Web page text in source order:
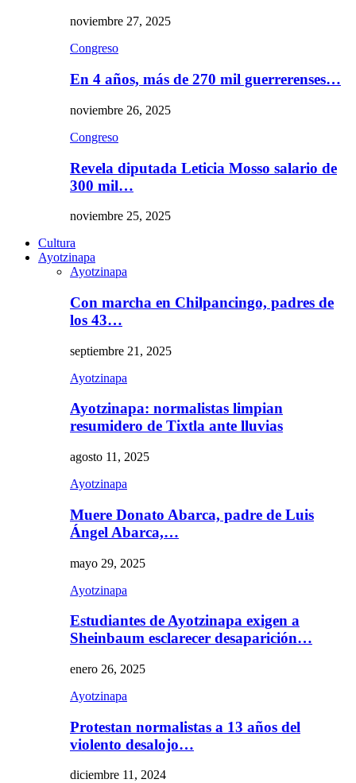
noviembre 27, 2025
Congreso
En 4 años, más de 270 mil guerrerenses…
noviembre 26, 2025
Congreso
Revela diputada Leticia Mosso salario de
300 mil…
noviembre 25, 2025
Cultura
Ayotzinapa
Ayotzinapa
Con marcha en Chilpancingo, padres de
los 43…
septiembre 21, 2025
Ayotzinapa
Ayotzinapa: normalistas limpian
resumidero de Tixtla ante lluvias
agosto 11, 2025
Ayotzinapa
Muere Donato Abarca, padre de Luis
Ángel Abarca,…
mayo 29, 2025
Ayotzinapa
Estudiantes de Ayotzinapa exigen a
Sheinbaum esclarecer desaparición…
enero 26, 2025
Ayotzinapa
Protestan normalistas a 13 años del
violento desalojo…
diciembre 11, 2024